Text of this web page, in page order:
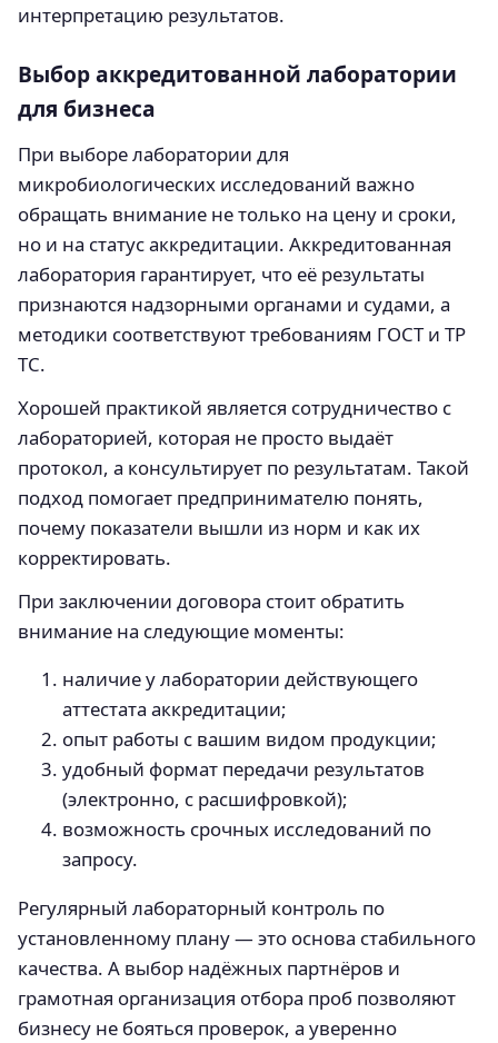
интерпретацию результатов.
Выбор аккредитованной лаборатории
для бизнеса
При выборе лаборатории для
микробиологических исследований важно
обращать внимание не только на цену и сроки,
но и на статус аккредитации. Аккредитованная
лаборатория гарантирует, что её результаты
признаются надзорными органами и судами, а
методики соответствуют требованиям ГОСТ и ТР
ТС.
Хорошей практикой является сотрудничество с
лабораторией, которая не просто выдаёт
протокол, а консультирует по результатам. Такой
подход помогает предпринимателю понять,
почему показатели вышли из норм и как их
корректировать.
При заключении договора стоит обратить
внимание на следующие моменты:
наличие у лаборатории действующего
аттестата аккредитации;
опыт работы с вашим видом продукции;
удобный формат передачи результатов
(электронно, с расшифровкой);
возможность срочных исследований по
запросу.
Регулярный лабораторный контроль по
установленному плану — это основа стабильного
качества. А выбор надёжных партнёров и
грамотная организация отбора проб позволяют
бизнесу не бояться проверок, а уверенно